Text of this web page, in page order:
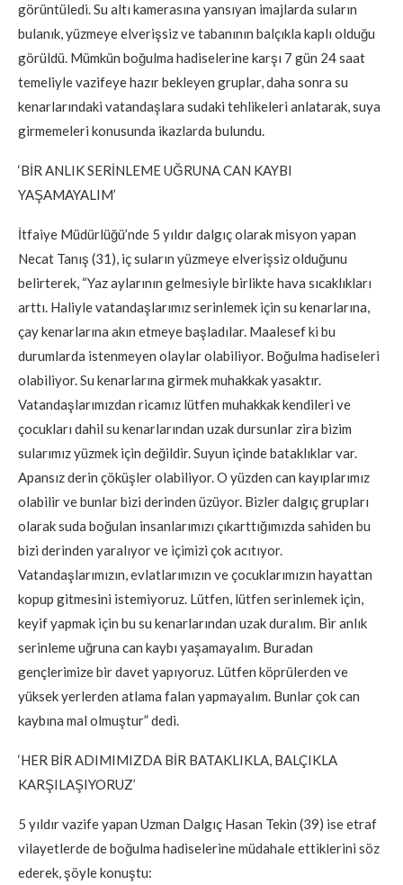
görüntüledi. Su altı kamerasına yansıyan imajlarda suların
bulanık, yüzmeye elverişsiz ve tabanının balçıkla kaplı olduğu
görüldü. Mümkün boğulma hadiselerine karşı 7 gün 24 saat
temeliyle vazifeye hazır bekleyen gruplar, daha sonra su
kenarlarındaki vatandaşlara sudaki tehlikeleri anlatarak, suya
girmemeleri konusunda ikazlarda bulundu.
‘BİR ANLIK SERİNLEME UĞRUNA CAN KAYBI
YAŞAMAYALIM’
İtfaiye Müdürlüğü’nde 5 yıldır dalgıç olarak misyon yapan
Necat Tanış (31), iç suların yüzmeye elverişsiz olduğunu
belirterek, “Yaz aylarının gelmesiyle birlikte hava sıcaklıkları
arttı. Haliyle vatandaşlarımız serinlemek için su kenarlarına,
çay kenarlarına akın etmeye başladılar. Maalesef ki bu
durumlarda istenmeyen olaylar olabiliyor. Boğulma hadiseleri
olabiliyor. Su kenarlarına girmek muhakkak yasaktır.
Vatandaşlarımızdan ricamız lütfen muhakkak kendileri ve
çocukları dahil su kenarlarından uzak dursunlar zira bizim
sularımız yüzmek için değildir. Suyun içinde bataklıklar var.
Apansız derin çöküşler olabiliyor. O yüzden can kayıplarımız
olabilir ve bunlar bizi derinden üzüyor. Bizler dalgıç grupları
olarak suda boğulan insanlarımızı çıkarttığımızda sahiden bu
bizi derinden yaralıyor ve içimizi çok acıtıyor.
Vatandaşlarımızın, evlatlarımızın ve çocuklarımızın hayattan
kopup gitmesini istemiyoruz. Lütfen, lütfen serinlemek için,
keyif yapmak için bu su kenarlarından uzak duralım. Bir anlık
serinleme uğruna can kaybı yaşamayalım. Buradan
gençlerimize bir davet yapıyoruz. Lütfen köprülerden ve
yüksek yerlerden atlama falan yapmayalım. Bunlar çok can
kaybına mal olmuştur” dedi.
‘HER BİR ADIMIMIZDA BİR BATAKLIKLA, BALÇIKLA
KARŞILAŞIYORUZ’
5 yıldır vazife yapan Uzman Dalgıç Hasan Tekin (39) ise etraf
vilayetlerde de boğulma hadiselerine müdahale ettiklerini söz
ederek, şöyle konuştu: